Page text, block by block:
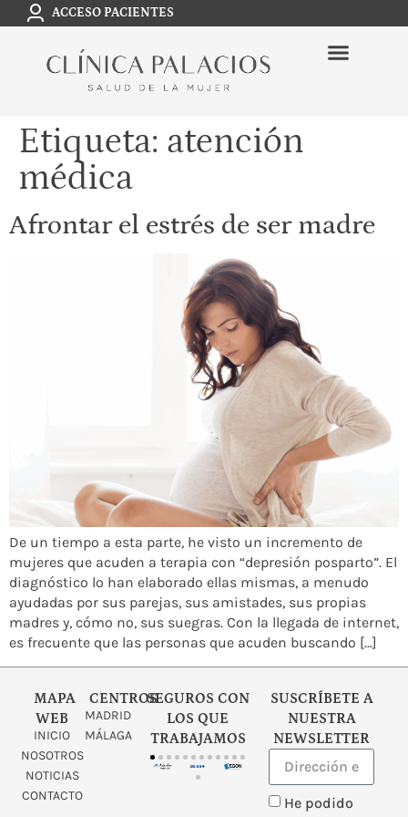
ACCESO PACIENTES
Etiqueta: atención
médica
Afrontar el estrés de ser madre
De un tiempo a esta parte, he visto un incremento de
mujeres que acuden a terapia con “depresión posparto”. El
diagnóstico lo han elaborado ellas mismas, a menudo
ayudadas por sus parejas, sus amistades, sus propias
madres y, cómo no, sus suegras. Con la llegada de internet,
es frecuente que las personas que acuden buscando […]
MAPA
WEB
INICIO
NOSOTROS
NOTICIAS
CONTACTO
CENTROS
MADRID
MÁLAGA
SEGUROS CON
LOS QUE
TRABAJAMOS
SUSCRÍBETE A
NUESTRA
NEWSLETTER
He podido